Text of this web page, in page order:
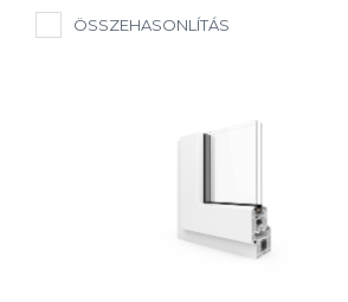
ÖSSZEHASONLÍTÁS